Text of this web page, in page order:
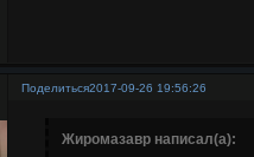
Поделиться2017-09-26 19:56:26
Жиромазавр написал(а):